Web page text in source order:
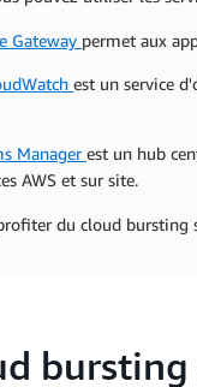
Gateway permet aux
est un service
Managerest un hub
AWS et sur site.
du cloud bursting
bursting